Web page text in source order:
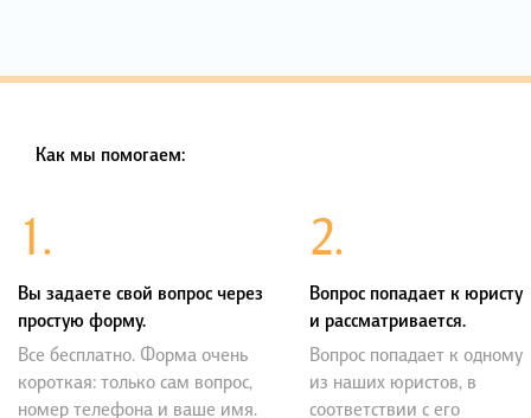
Как мы помогаем:
1.
Вы задаете свой вопрос через
простую форму.
Все бесплатно. Форма очень
короткая: только сам вопрос,
номер телефона и ваше имя.
2.
Вопрос попадает к юристу
и рассматривается.
Вопрос попадает к одному
из наших юристов, в
соответствии с его